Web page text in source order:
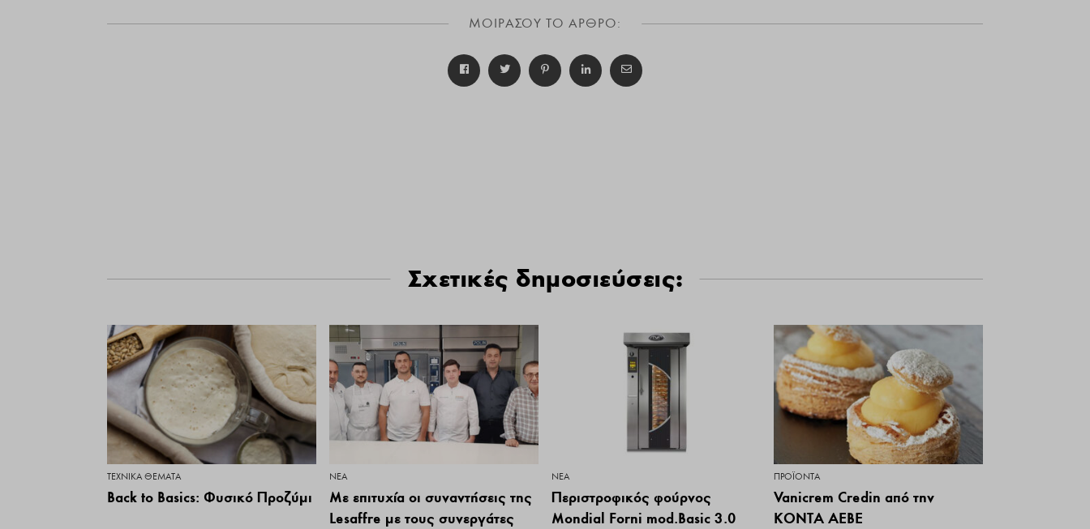
ΜΟΙΡΑΣΟΥ ΤΟ ΑΡΘΡΟ:
Σχετικές δημοσιεύσεις:
ΤΕΧΝΙΚΆ ΘΈΜΑΤΑ
Back to Basics: Φυσικό Προζύμι
ΝΕΑ
Με επιτυχία οι συναντήσεις της
Lesaffre με τους συνεργάτες
ΝΕΑ
Περιστροφικός φούρνος
Mondial Forni mod.Basic 3.0
ΠΡΟΪΌΝΤΑ
Vanicrem Credin από την
ΚΟΝΤΑ ΑΕΒΕ